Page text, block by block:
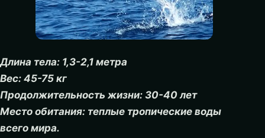
Длина тела: 1,3-2,1 метра
Вес: 45-75 кг
Продолжительность жизни: 30-40 лет
Место обитания: теплые тропические воды
всего мира.